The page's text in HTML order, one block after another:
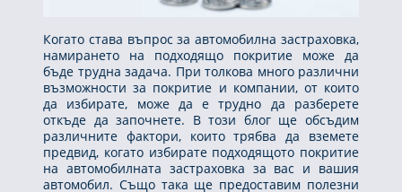
Когато става въпрос за автомобилна застраховка,
намирането на подходящо покритие може да
бъде трудна задача. При толкова много различни
възможности за покритие и компании, от които
да избирате, може да е трудно да разберете
откъде да започнете. В този блог ще обсъдим
различните фактори, които трябва да вземете
предвид, когато избирате подходящото покритие
на автомобилната застраховка за вас и вашия
автомобил. Също така ще предоставим полезни